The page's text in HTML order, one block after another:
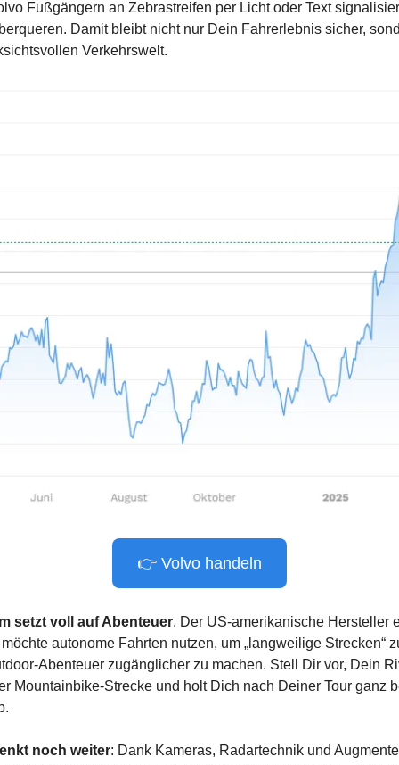
Fußgängern an Zebrastreifen per Licht oder Text
Damit bleibt nicht nur Dein Fahrerlebnis sicher,
Verkehrswelt.
👉 Volvo handeln
setzt voll auf Abenteuer. Der US-amerikanische Hersteller
autonome Fahrten nutzen, um „langweilige Strecken“
Abenteuer zugänglicher zu machen. Stell Dir vor, Dein
Mountainbike-Strecke und holt Dich nach Deiner Tour ganz
noch weiter: Dank Kameras, Radartechnik und